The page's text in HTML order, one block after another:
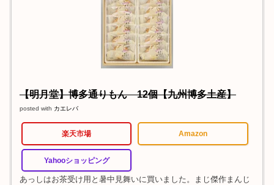
【明月堂】博多通りもん 12個【九州博多土産】
posted with カエレバ
楽天市場 Amazon
Yahooショッピング
あっしはお茶受け用と暑中見舞いに買いました。まじ傑作まんじ